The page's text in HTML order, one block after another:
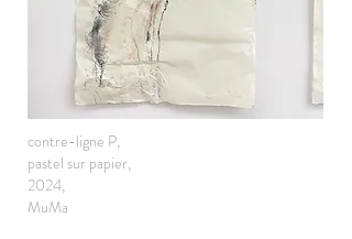
contre-ligne P,
pastel sur papier,
2024,
MuMa